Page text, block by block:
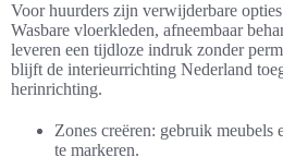
Voor huurders zijn verwijderbare
Wasbare vloerkleden, afneembaar
leveren een tijdloze indruk zonder
blijft de interieurrichting Nederland
herinrichting.
Zones creëren: gebruik meubels
te markeren.